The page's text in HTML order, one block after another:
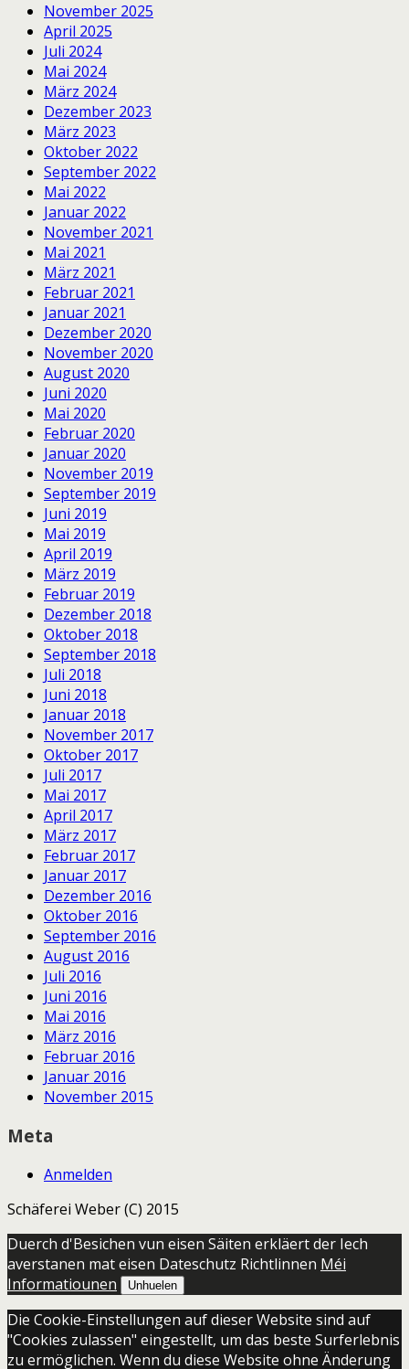
November 2025
April 2025
Juli 2024
Mai 2024
März 2024
Dezember 2023
März 2023
Oktober 2022
September 2022
Mai 2022
Januar 2022
November 2021
Mai 2021
März 2021
Februar 2021
Januar 2021
Dezember 2020
November 2020
August 2020
Juni 2020
Mai 2020
Februar 2020
Januar 2020
November 2019
September 2019
Juni 2019
Mai 2019
April 2019
März 2019
Februar 2019
Dezember 2018
Oktober 2018
September 2018
Juli 2018
Juni 2018
Januar 2018
November 2017
Oktober 2017
Juli 2017
Mai 2017
April 2017
März 2017
Februar 2017
Januar 2017
Dezember 2016
Oktober 2016
September 2016
August 2016
Juli 2016
Juni 2016
Mai 2016
März 2016
Februar 2016
Januar 2016
November 2015
Meta
Anmelden
Schäferei Weber (C) 2015
Duerch d'Besichen vun eisen Säiten erkläert der Iech
averstanen mat eisen Dateschutz Richtlinnen Méi
Informatiounen
Unhuelen
Die Cookie-Einstellungen auf dieser Website sind auf
"Cookies zulassen" eingestellt, um das beste Surferlebnis
zu ermöglichen. Wenn du diese Website ohne Änderung